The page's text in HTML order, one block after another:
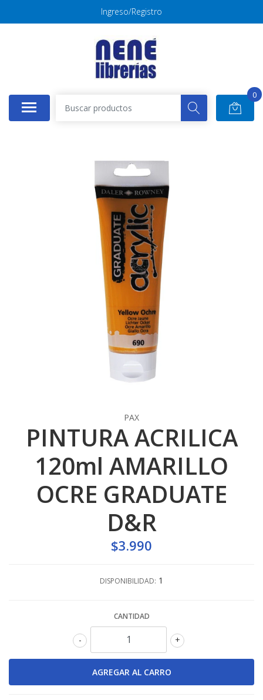
Ingreso/Registro
0
PAX
PINTURA ACRILICA
120ml AMARILLO
OCRE GRADUATE
D&R
$3.990
DISPONIBILIDAD: 1
CANTIDAD
+
-